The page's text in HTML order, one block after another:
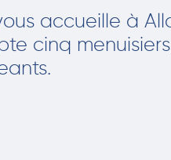
accueille à
cinq